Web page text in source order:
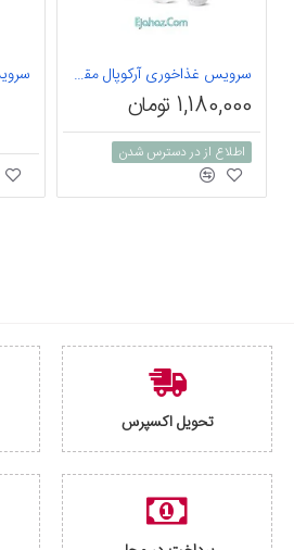
سرویس غذاخوری آرکوپال مقصود 25 پارچه داماس طرح رامیلا صورتی متالیک
1,180,000 تومان
اطلاع از در دسترس شدن
تحویل اکسپرس